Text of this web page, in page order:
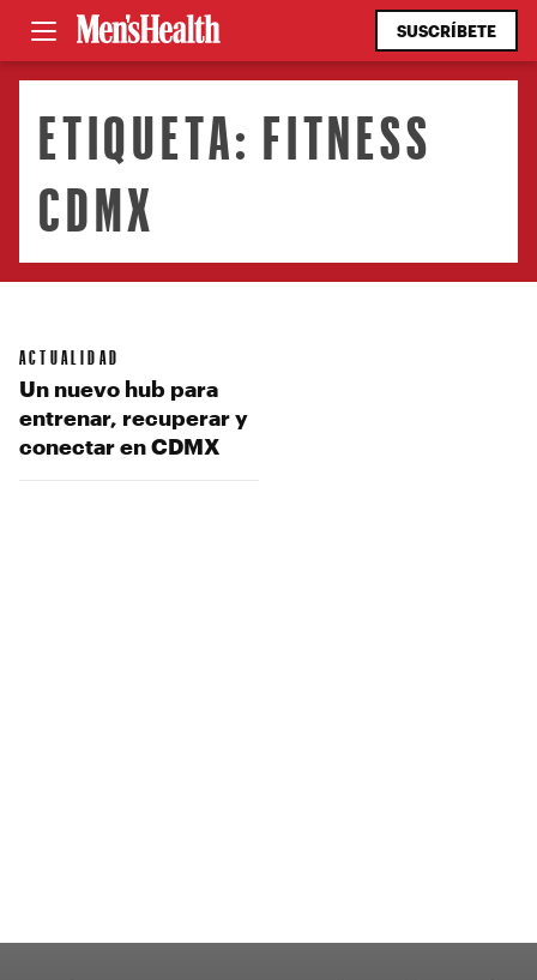
SUSCRÍBETE
ETIQUETA: FITNESS
CDMX
ACTUALIDAD
Un nuevo hub para
entrenar, recuperar y
conectar en CDMX